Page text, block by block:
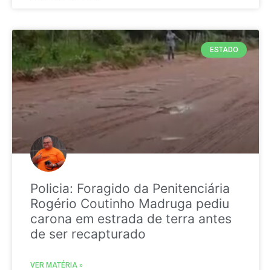
ESTADO
Policia: Foragido da Penitenciária
Rogério Coutinho Madruga pediu
carona em estrada de terra antes
de ser recapturado
VER MATÉRIA »